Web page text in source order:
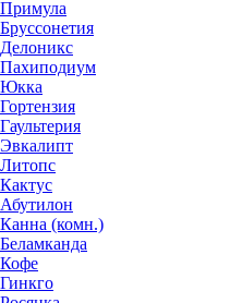
Примула
Бруссонетия
Делоникс
Пахиподиум
Юкка
Гортензия
Гаультерия
Эвкалипт
Литопс
Кактус
Абутилон
Канна (комн.)
Беламканда
Кофе
Гинкго